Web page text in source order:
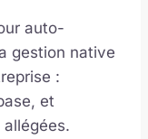
auto-
gestion native
:
et